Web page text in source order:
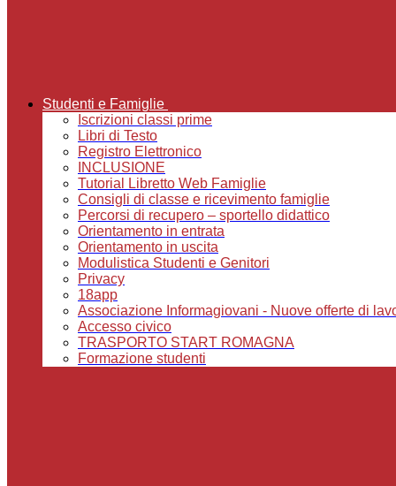
Studenti e Famiglie
Iscrizioni classi prime
Libri di Testo
Registro Elettronico
INCLUSIONE
Tutorial Libretto Web Famiglie
Consigli di classe e ricevimento famiglie
Percorsi di recupero – sportello didattico
Orientamento in entrata
Orientamento in uscita
Modulistica Studenti e Genitori
Privacy
18app
Associazione Informagiovani - Nuove offerte di
Accesso civico
TRASPORTO START ROMAGNA
Formazione studenti